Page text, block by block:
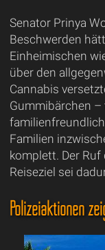
Senator Prinya
Beschwerden
Einheimischen
über den
Cannabis
Gummibärchen –
Familien
komplett. Der
Reiseziel sei
Polizeiaktionen